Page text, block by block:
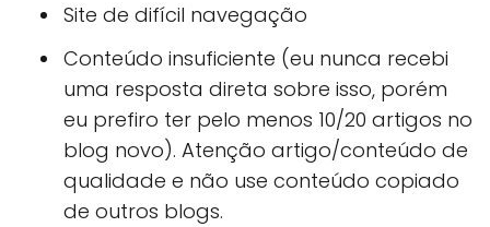
Site de difícil navegação
Conteúdo insuficiente (eu nunca recebi
uma resposta direta sobre isso, porém
eu prefiro ter pelo menos 10/20 artigos no
blog novo). Atenção artigo/conteúdo de
qualidade e não use conteúdo copiado
de outros blogs.